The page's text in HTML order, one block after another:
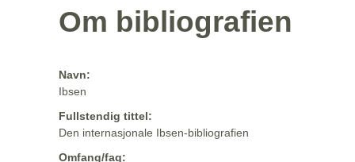
Om bibliografien
Navn:
Ibsen
Fullstendig tittel:
Den internasjonale Ibsen-bibliografien
Omfang/fag: